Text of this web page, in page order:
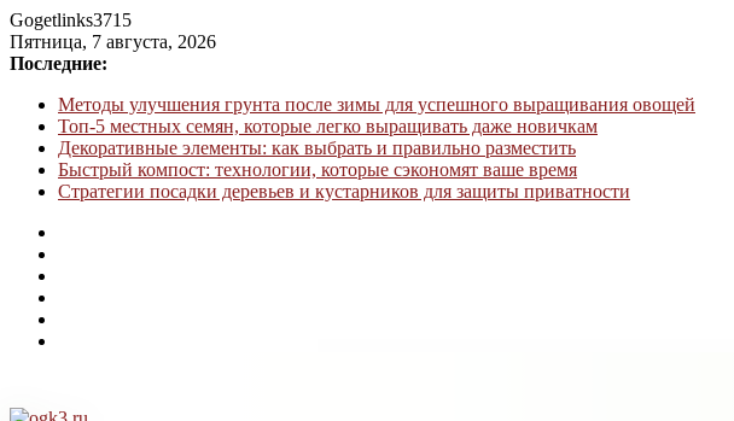
Gogetlinks3715
Пятница, 7 августа, 2026
Последние:
Методы улучшения грунта после зимы для успешного выращивания овощей
Топ-5 местных семян, которые легко выращивать даже новичкам
Декоративные элементы: как выбрать и правильно разместить
Быстрый компост: технологии, которые сэкономят ваше время
Стратегии посадки деревьев и кустарников для защиты приватности